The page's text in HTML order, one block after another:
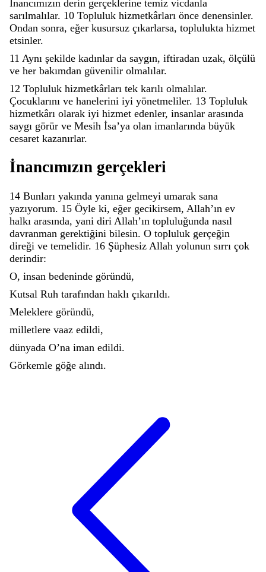
İnancımızın derin gerçeklerine temiz vicdanla
sarılmalılar. 10 Topluluk hizmetkârları önce denensinler.
Ondan sonra, eğer kusursuz çıkarlarsa, toplulukta hizmet
etsinler.
11 Aynı şekilde kadınlar da saygın, iftiradan uzak, ölçülü
ve her bakımdan güvenilir olmalılar.
12 Topluluk hizmetkârları tek karılı olmalılar.
Çocuklarını ve hanelerini iyi yönetmeliler. 13 Topluluk
hizmetkârı olarak iyi hizmet edenler, insanlar arasında
saygı görür ve Mesih İsaʼya olan imanlarında büyük
cesaret kazanırlar.
İnancımızın gerçekleri
14 Bunları yakında yanına gelmeyi umarak sana
yazıyorum. 15 Öyle ki, eğer gecikirsem, Allahʼın ev
halkı arasında, yani diri Allahʼın topluluğunda nasıl
davranman gerektiğini bilesin. O topluluk gerçeğin
direği ve temelidir. 16 Şüphesiz Allah yolunun sırrı çok
derindir:
O, insan bedeninde göründü,
Kutsal Ruh tarafından haklı çıkarıldı.
Meleklere göründü,
milletlere vaaz edildi,
dünyada Oʼna iman edildi.
Görkemle göğe alındı.